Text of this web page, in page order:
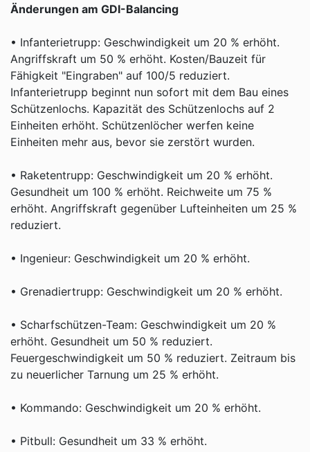
Änderungen am GDI-Balancing
• Infanterietrupp: Geschwindigkeit um 20 % erhöht.
Angriffskraft um 50 % erhöht. Kosten/Bauzeit für
Fähigkeit "Eingraben" auf 100/5 reduziert.
Infanterietrupp beginnt nun sofort mit dem Bau eines
Schützenlochs. Kapazität des Schützenlochs auf 2
Einheiten erhöht. Schützenlöcher werfen keine
Einheiten mehr aus, bevor sie zerstört wurden.
• Raketentrupp: Geschwindigkeit um 20 % erhöht.
Gesundheit um 100 % erhöht. Reichweite um 75 %
erhöht. Angriffskraft gegenüber Lufteinheiten um 25 %
reduziert.
• Ingenieur: Geschwindigkeit um 20 % erhöht.
• Grenadiertrupp: Geschwindigkeit um 20 % erhöht.
• Scharfschützen-Team: Geschwindigkeit um 20 %
erhöht. Gesundheit um 50 % reduziert.
Feuergeschwindigkeit um 50 % reduziert. Zeitraum bis
zu neuerlicher Tarnung um 25 % erhöht.
• Kommando: Geschwindigkeit um 20 % erhöht.
• Pitbull: Gesundheit um 33 % erhöht.